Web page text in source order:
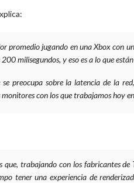
promedio jugando en una Xbox con
milisegundos, y eso es a lo que
se preocupa sobre la latencia de la
con los que trabajamos hoy
que, trabajando con los fabricantes
tener una experiencia de